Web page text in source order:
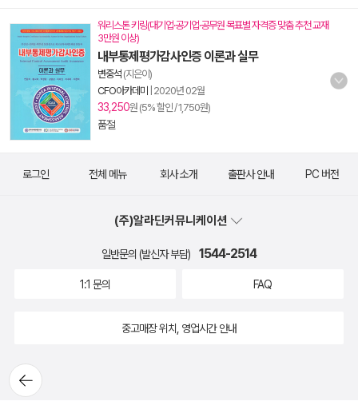
워리스톤 키링(대기업·공기업·공무원 목표별 자격증 맞춤 추천 교재
3만원 이상)
내부통제평가감사인증 이론과 실무
변중석 (지은이)
CFO아카데미
2020년 02월
33,250원 (5% 할인 / 1,750원)
품절
뒤로가
기
로그인 전체 메뉴 회사 소개 출판사 안내 PC 버전
(주)알라딘커뮤니케이션
일반문의 (발신자 부담) 1544-2514
1:1 문의 FAQ
중고매장 위치, 영업시간 안내